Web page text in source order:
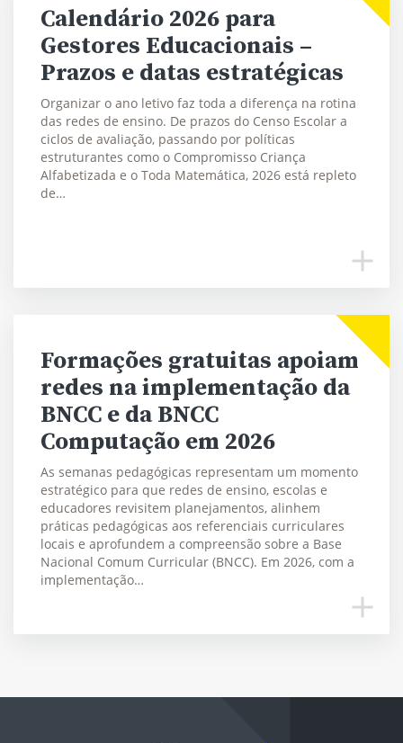
Calendário 2026 para
Gestores Educacionais –
Prazos e datas estratégicas
Organizar o ano letivo faz toda a diferença na rotina
das redes de ensino. De prazos do Censo Escolar a
ciclos de avaliação, passando por políticas
estruturantes como o Compromisso Criança
Alfabetizada e o Toda Matemática, 2026 está repleto
de…
Formações gratuitas apoiam
redes na implementação da
BNCC e da BNCC
Computação em 2026
As semanas pedagógicas representam um momento
estratégico para que redes de ensino, escolas e
educadores revisitem planejamentos, alinhem
práticas pedagógicas aos referenciais curriculares
locais e aprofundem a compreensão sobre a Base
Nacional Comum Curricular (BNCC). Em 2026, com a
implementação…